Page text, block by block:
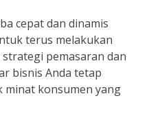
cepat dan dinamis
terus melakukan
pemasaran dan
bisnis Anda tetap
minat konsumen yang